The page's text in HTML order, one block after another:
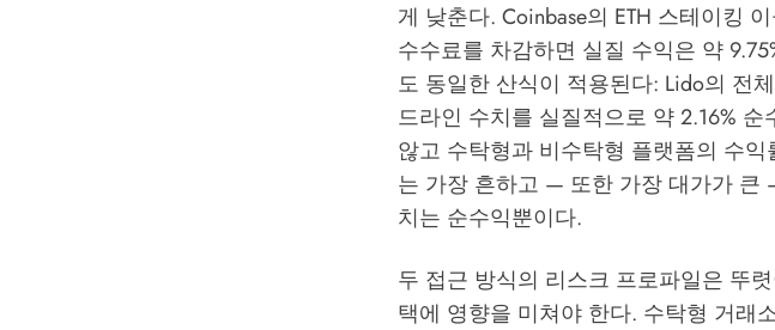
게 낮춘다. Coinbase의 ETH 스테이킹
수수료를 차감하면 실질 수익은 약
도 동일한 산식이 적용된다: Lido의 전
드라인 수치를 실질적으로 약 2.16%
않고 수탁형과 비수탁형 플랫폼의 수
는 가장 흔하고 — 또한 가장 대가가 큰
치는 순수익뿐이다.
두 접근 방식의 리스크 프로파일은 뚜
택에 영향을 미쳐야 한다. 수탁형 거래